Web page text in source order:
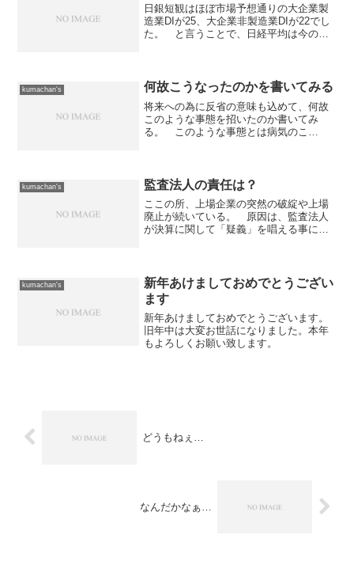
日銀短観はほぼ市場予想通りの大企業製
造業DIが25、大企業非製造業DIが22でし
た。 と言うことで、日経平均は今の所
未...
kumachan's 何故こうなったのかを書いてみる
将来への為に反省の意味も込めて、何故
このような事態を招いたのか書いてみ
る。 このような事態とは病気のこ
れるのは、仕事に関して止まるこ...
kumachan's 監査法人の責任は？
ここの所、上場企業の突然の破綻や上場
廃止が続いている。 原因は、監査法人
が決算に関して「疑義」を唱える事によ
り、最悪のケースとしては...
kumachan's
新年あけましておめでとうござい
ます
新年あけましておめでとうございます。
旧年中は大変お世話になりました。本年
もよろしくお願い致します。
どうもねぇ…
なんだかなぁ…